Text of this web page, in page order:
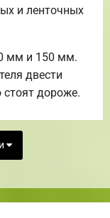
и ленточных
мм и 150 мм.
двести
стоят дороже.